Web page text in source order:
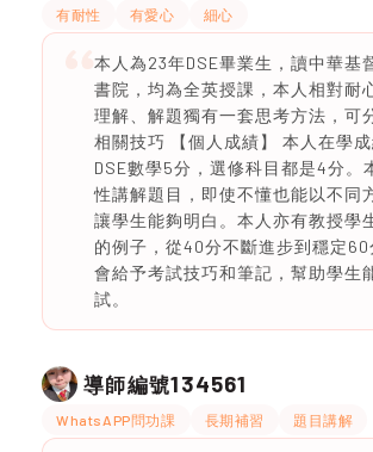
有耐性 有愛心 細心
本人為23年DSE畢業生，讀中華基
書院，均為全英授課，本人相對耐
理解、解題獨有一套思考方法，可
相關技巧 【個人成績】 本人在學成
DSE數學5分，選修科目都是4分。
性講解題目，即使不懂也能以不同
讓學生能夠明白。本人亦有教授學
的例子，從40分不斷進步到穩定
會給予考試技巧和筆記，幫助學生
試。
導師編號134561
WhatsAPP問功課 長期補習 題目講解